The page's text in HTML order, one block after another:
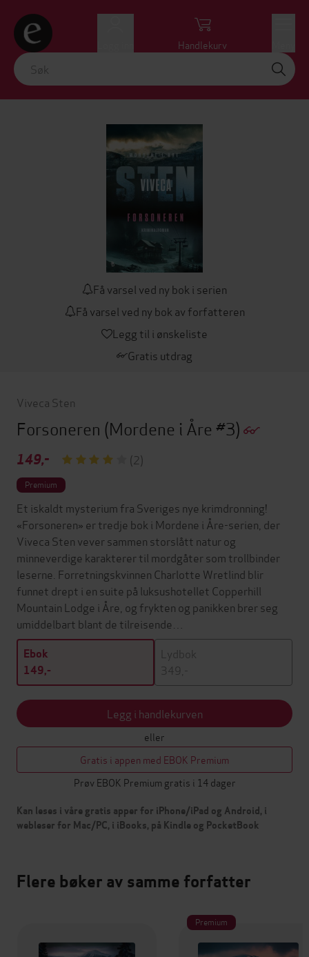
Handlekurv
Få varsel ved ny bok i serien
Få varsel ved ny bok av forfatteren
Legg til i ønskeliste
Gratis utdrag
Viveca Sten
Forsoneren (Mordene i Åre #3)
149,- (2)
Premium
Et iskaldt mysterium fra Sveriges nye krimdronning!
«Forsoneren» er tredje bok i Mordene i Åre-serien, der
Viveca Sten vever sammen storslått natur og
minneverdige karakterer til mordgåter som trollbinder
leserne. Forretningskvinnen Charlotte Wretlind blir
funnet drept i en suite på luksushotellet Copperhill
Mountain Lodge i Åre, og frykten og panikken brer seg
umiddelbart blant de tilreisende…
Ebok
149,-
Lydbok
349,-
Legg i handlekurven
eller
Gratis i appen med EBOK Premium
Prøv EBOK Premium gratis i 14 dager
Kan leses i våre gratis apper for iPhone/iPad og Android, i
webleser for Mac/PC, i iBooks, på Kindle og PocketBook
Flere bøker av samme forfatter
Premium